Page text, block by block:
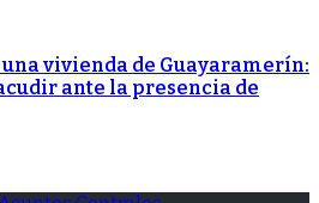
vivienda de Guayaramerín:
ante la presencia de